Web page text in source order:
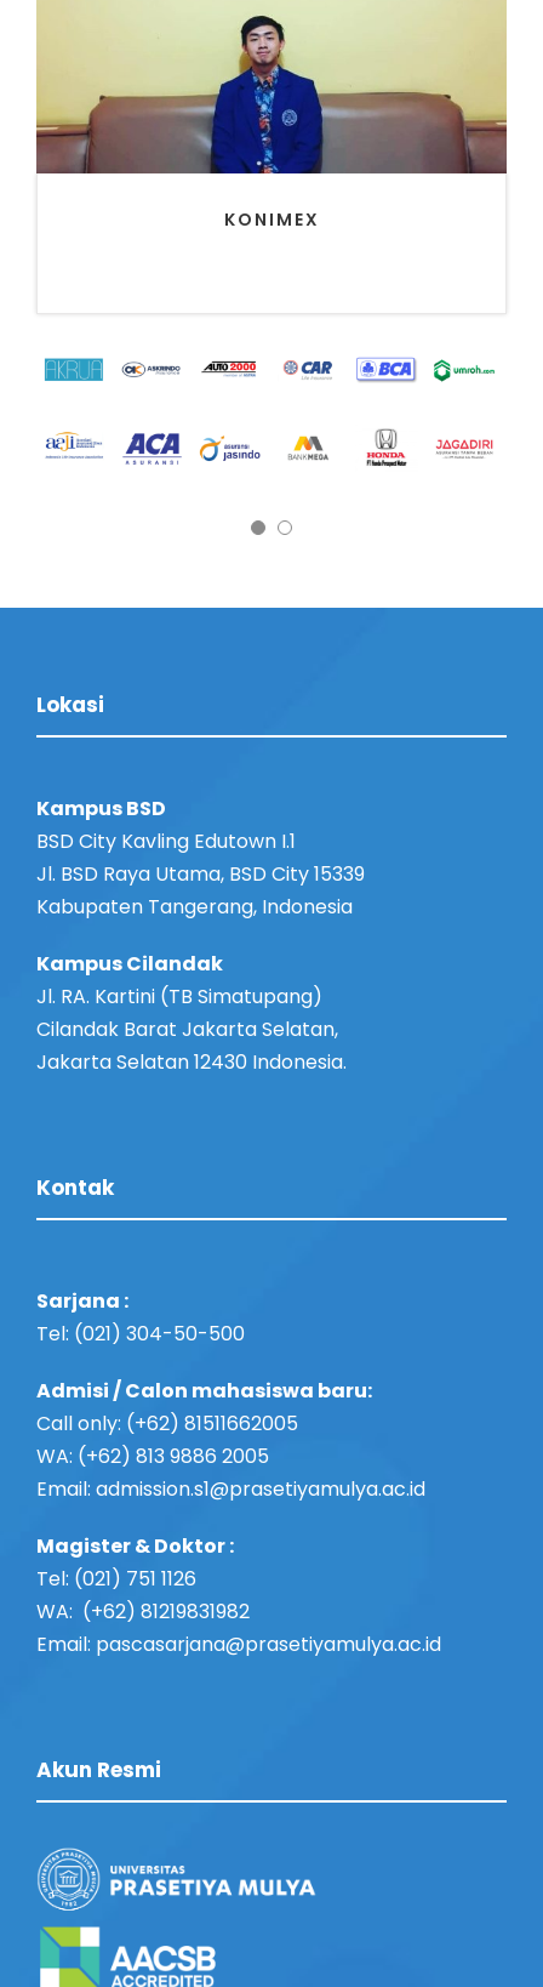
KONIMEX
Lokasi
Kampus BSD
BSD City Kavling Edutown I.1
Jl. BSD Raya Utama, BSD City 15339
Kabupaten Tangerang, Indonesia
Kampus Cilandak
Jl. RA. Kartini (TB Simatupang)
Cilandak Barat Jakarta Selatan,
Jakarta Selatan 12430 Indonesia.
Kontak
Sarjana :
Tel: (021) 304-50-500
Admisi / Calon mahasiswa baru:
Call only: (+62) 81511662005
WA: (+62) 813 9886 2005
Email: admission.s1@prasetiyamulya.ac.id
Magister & Doktor :
Tel: (021) 751 1126
WA: (+62) 81219831982
Email: pascasarjana@prasetiyamulya.ac.id
Akun Resmi